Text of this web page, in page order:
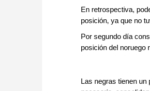
En retrospectiva,
posición, ya que no
Por segundo día
posición del noruego
Las negras tienen